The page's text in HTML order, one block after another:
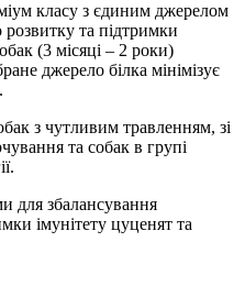
класу з єдиним джерелом
розвитку та підтримки
(3 місяці – 2 роки)
джерело білка мінімізує
з чутливим травленням, зі
та собак в групі
для збалансування
імунітету цуценят та